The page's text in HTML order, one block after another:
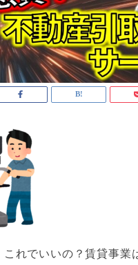
これでいいの？賃貸事業